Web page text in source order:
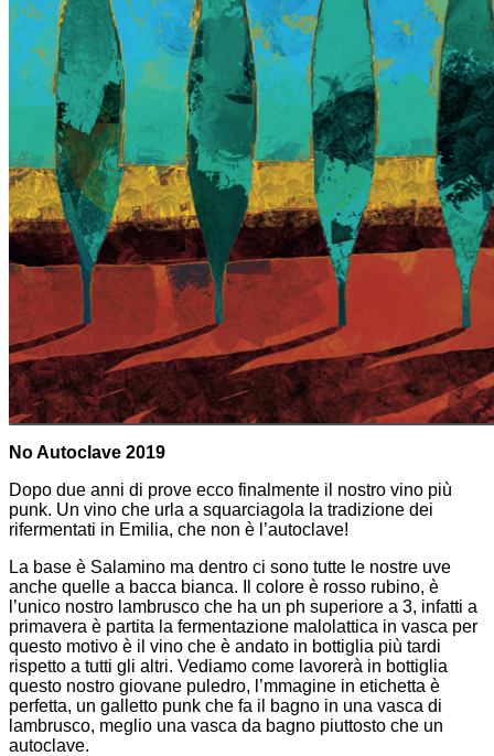
No Autoclave 2019
Dopo due anni di prove ecco finalmente il nostro vino più
punk. Un vino che urla a squarciagola la tradizione dei
rifermentati in Emilia, che non è l’autoclave!
La base è Salamino ma dentro ci sono tutte le nostre uve
anche quelle a bacca bianca. Il colore è rosso rubino, è
l’unico nostro lambrusco che ha un ph superiore a 3, infatti a
primavera è partita la fermentazione malolattica in vasca per
questo motivo è il vino che è andato in bottiglia più tardi
rispetto a tutti gli altri. Vediamo come lavorerà in bottiglia
questo nostro giovane puledro, l’mmagine in etichetta è
perfetta, un galletto punk che fa il bagno in una vasca di
lambrusco, meglio una vasca da bagno piuttosto che un
autoclave.